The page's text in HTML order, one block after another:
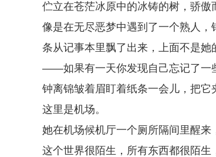
伫立在苍茫冰原中的冰铸的树，骄傲
像是在无尽恶梦中遇到了一个熟人
条从记事本里飘了出来，上面不是她
——如果有一天你发现自己忘记了一
钟离锦皱着眉盯着纸条一会儿，把它
这里是机场。
她在机场候机厅一个厕所隔间里醒来
这个世界很陌生，所有东西都很陌